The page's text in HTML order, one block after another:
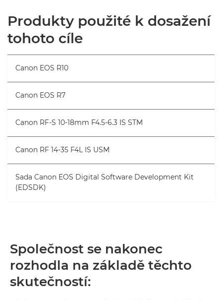
Produkty použité k dosažení
tohoto cíle
Canon EOS R10
Canon EOS R7
Canon RF-S 10-18mm F4.5-6.3 IS STM
Canon RF 14-35 F4L IS USM
Sada Canon EOS Digital Software Development Kit
(EDSDK)
Společnost se nakonec
rozhodla na základě těchto
skutečností: